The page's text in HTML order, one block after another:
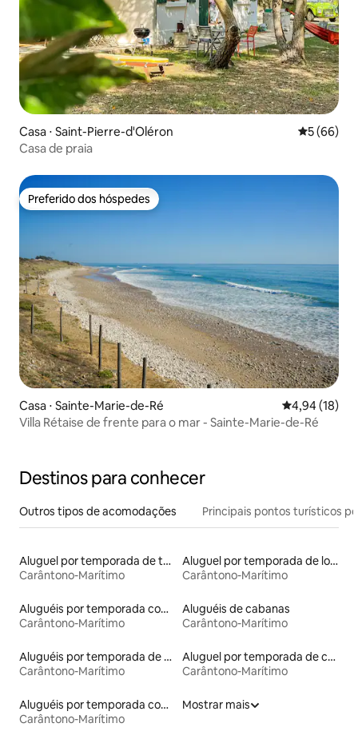
Casa ⋅ Saint-Pierre-d'Oléron 5 de uma
5 (66)
Casa de praia
Preferido dos hóspedes
Preferido dos hóspedes
Casa ⋅ Sainte-Marie-de-Ré 4,94 de uma
4,94 (18)
Villa Rétaise de frente para o mar - Sainte-Marie-de-Ré
Destinos para conhecer
Outros tipos de acomodações Principais pontos turísticos
Aluguel por temporada de tendas
Carântono-Marítimo
Aluguel por temporada de lofts
Carântono-Marítimo
Aluguéis por temporada com café da manhã
Carântono-Marítimo
Aluguéis de cabanas
Carântono-Marítimo
Aluguéis por temporada de celeiros
Carântono-Marítimo
Aluguel por temporada de casas de hóspedes
Carântono-Marítimo
Aluguéis por temporada com acesso à praia
Carântono-Marítimo
Mostrar mais